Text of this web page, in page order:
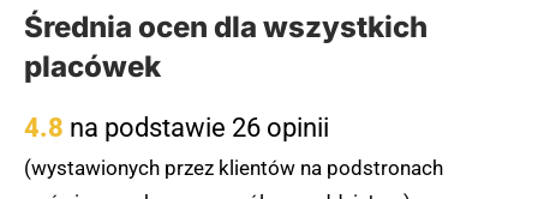
czynna od poniedziałku do piątku w godzinach 8:15-
16:00, oferując klientom kompleksową obsługę
kasową w ramach sieci SGB. Lokalizacja jest łatwo
dostępna dzięki centralnemu położeniu w mieście, a
w pobliżu znajduje się pizzeria Pod Kredensem oraz
sklep komputerowy WawKomp.
Średnia ocen dla wszystkich
placówek
4.8 na podstawie 26 opinii
(wystawionych przez klientów na podstronach